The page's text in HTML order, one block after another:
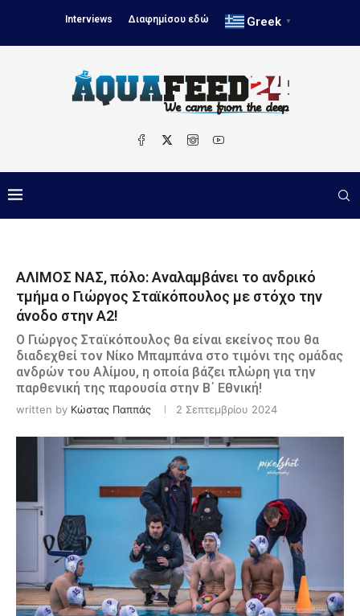
Interviews Διαφημίσου εδώ Greek ▼
ΑΛΙΜΟΣ ΝΑΣ, πόλο: Αναλαμβάνει το ανδρικό
τμήμα ο Γιώργος Σταϊκόπουλος με στόχο την
άνοδο στην Α2!
Ο Γιώργος Σταϊκόπουλος θα είναι εκείνος που θα
διαδεχθεί τον Νίκο Μπαμπάνα στο τιμόνι της ομάδας
ανδρών του Αλίμου, η οποία βάζει πλώρη για την
παρθενική της παρουσία στην Β΄ Εθνική!
written by Κώστας Παππάς 2 Σεπτεμβρίου 2024